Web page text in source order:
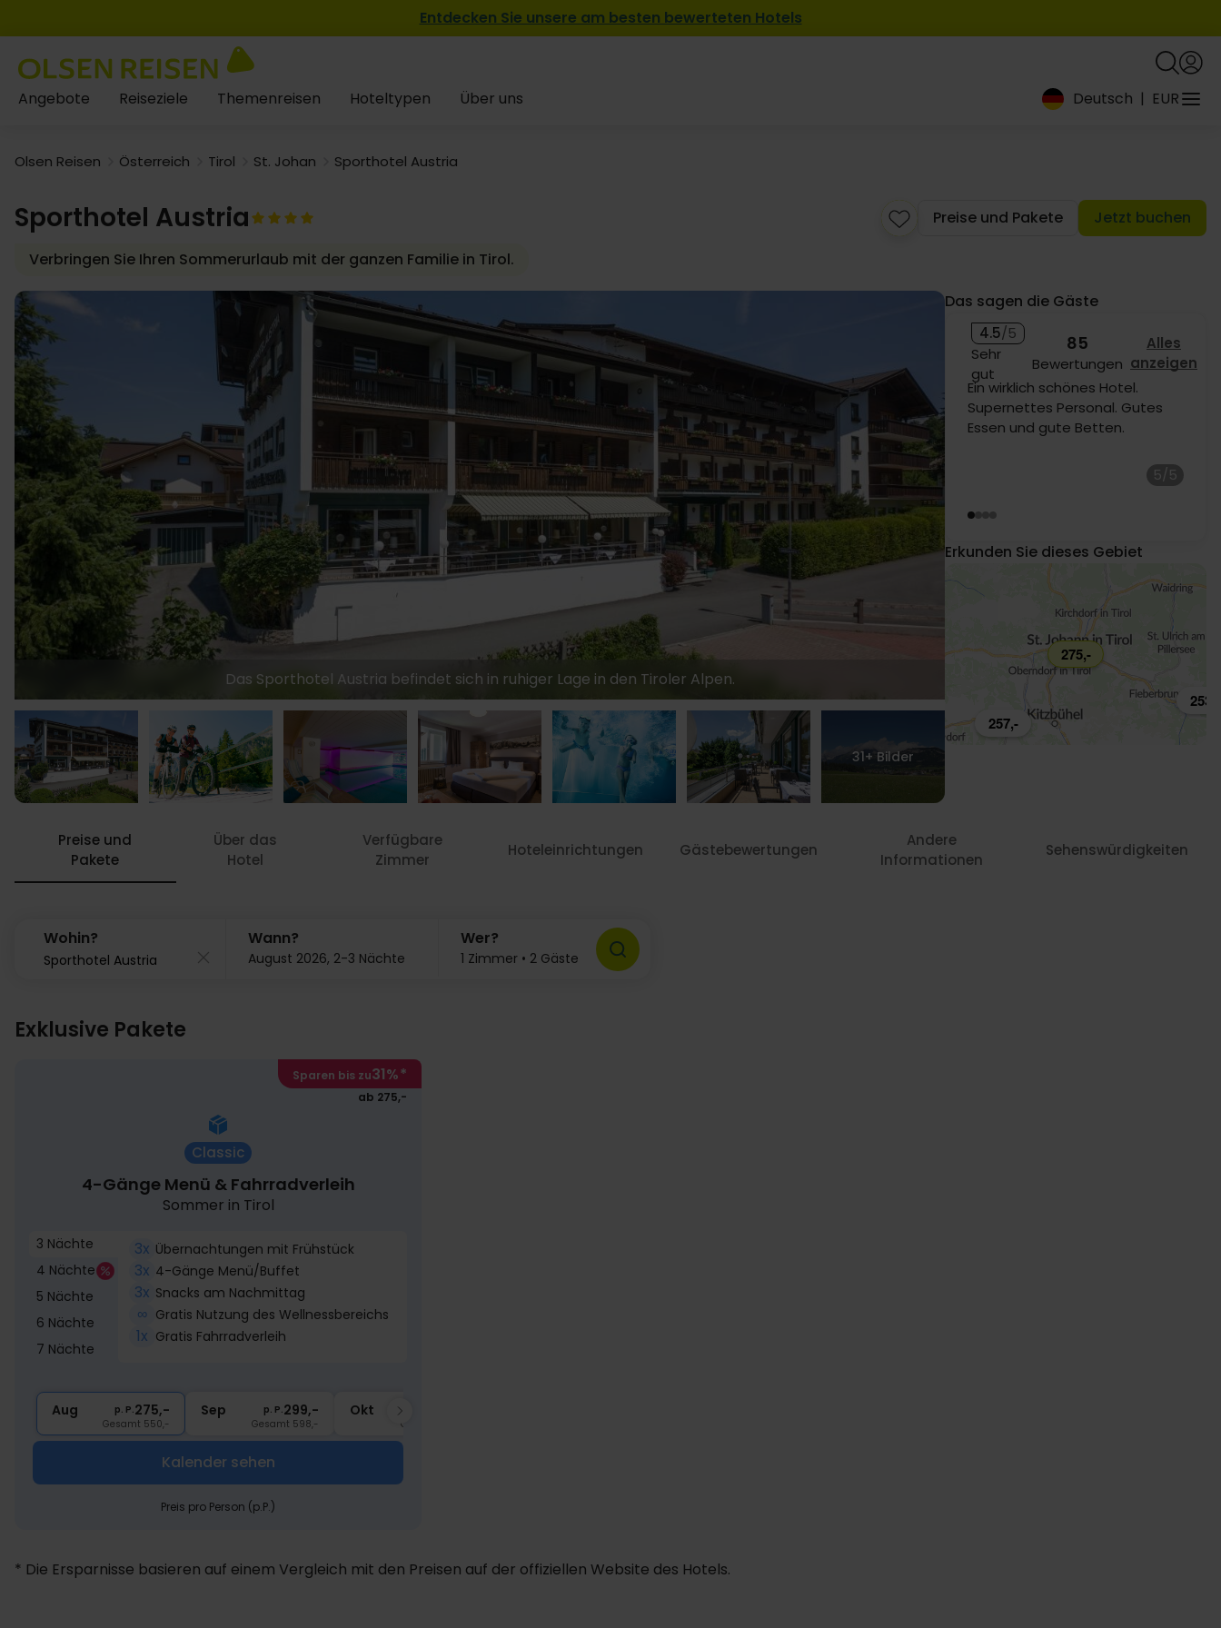
Entdecken Sie unsere am besten bewerteten Hotels
Angebote Reiseziele Themenreisen Hoteltypen Über uns Deutsch | EUR
Olsen Reisen Österreich Tirol St. Johan Sporthotel Austria
Sporthotel Austria Preise und Pakete
Jetzt buchen
Verbringen Sie Ihren Sommerurlaub mit der ganzen Familie in Tirol.
Das Sporthotel Austria befindet sich in ruhiger Lage in den Tiroler Alpen.
31+ Bilder
Das sagen die Gäste
4.5/5
Sehr
gut
85
Bewertungen
Alles
anzeigen
Möchte gerne zurückkehren ❤️
Rikke Louise Tarp
Erkunden Sie dieses Gebiet
257,-
253,-
275,-
Preise und
Pakete
Über das
Hotel
Verfügbare
Zimmer
Hoteleinrichtungen Gästebewertungen
Andere
Informationen
Sehenswürdigkeiten
Wohin? Wann?
August 2026, 2-3 Nächte
Wer?
1 Zimmer • 2 Gäste
Exklusive Pakete
Sparen bis zu31%*
ab 275,-
Classic
4-Gänge Menü & Fahrradverleih
Sommer in Tirol
3 Nächte
4 Nächte
5 Nächte
6 Nächte
7 Nächte
3x Übernachtungen mit Frühstück
3x 4-Gänge Menü/Buffet
3x Snacks am Nachmittag
∞ Gratis Nutzung des Wellnessbereichs
1x Gratis Fahrradverleih
Aug p. P.275,-
Gesamt 550,-
Sep p. P.299,-
Gesamt 598,-
Okt
Gesamt 598,-
Kalender sehen
Preis pro Person (p.P.)
* Die Ersparnisse basieren auf einem Vergleich mit den Preisen auf der offiziellen Website des Hotels.